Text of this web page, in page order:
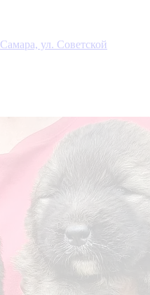
Самара, ул. Советской